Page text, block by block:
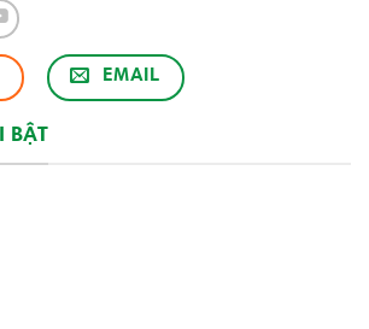
EMAIL
BẬT